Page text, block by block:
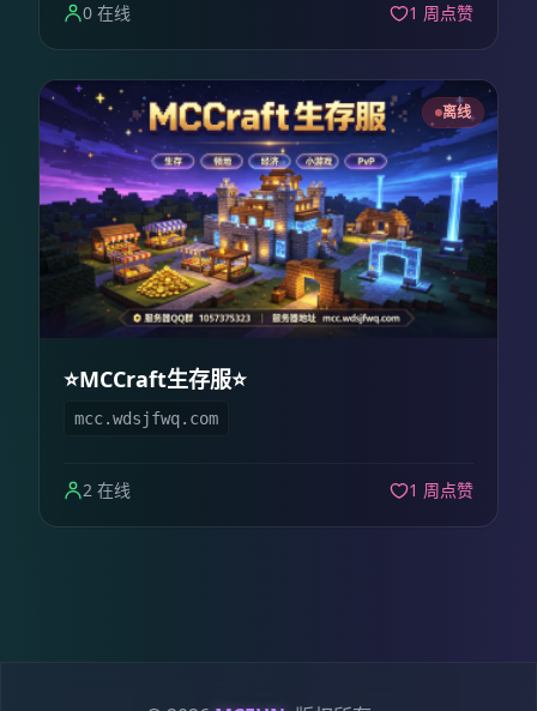
0 在线 1 周点赞
离线
⭐MCCraft生存服⭐
mcc.wdsjfwq.com
2 在线 1 周点赞